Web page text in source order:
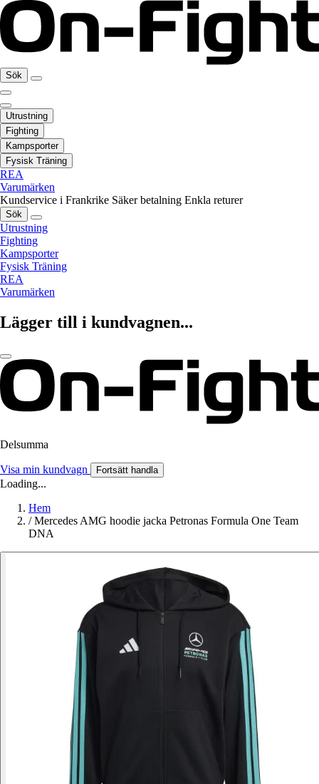
Sök
Utrustning
Fighting
Kampsporter
Fysisk Träning
REA
Varumärken
Kundservice i Frankrike Säker betalning Enkla returer
Sök
Utrustning
Fighting
Kampsporter
Fysisk Träning
REA
Varumärken
Lägger till i kundvagnen...
Delsumma
Visa min kundvagn Fortsätt handla
Loading...
Hem
/ Mercedes AMG hoodie jacka Petronas Formula One Team
DNA